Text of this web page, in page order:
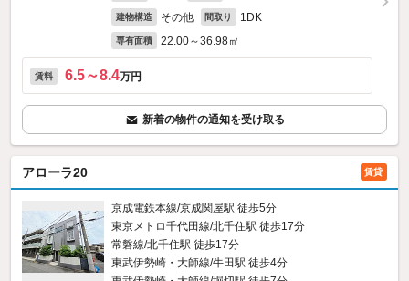
建物構造 その他 間取り 1DK
専有面積 22.00～36.98㎡
賃料 6.5～8.4万円
新着の物件の通知を受け取る
アローラ20 賃貸
京成電鉄本線/京成関屋駅 徒歩5分
東京メトロ千代田線/北千住駅 徒歩17分
常磐線/北千住駅 徒歩17分
東武伊勢崎・大師線/牛田駅 徒歩4分